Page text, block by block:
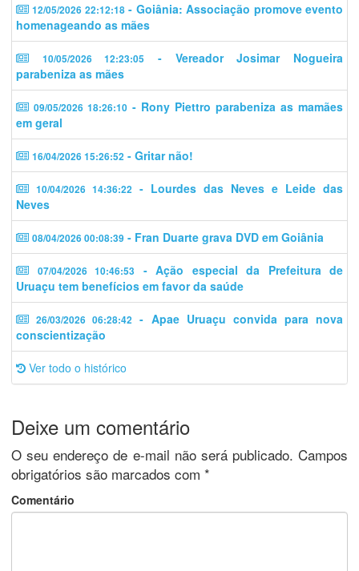
12/05/2026 22:12:18- Goiânia: Associação promove evento
homenageando as mães
10/05/2026 12:23:05
- Vereador Josimar Nogueira
parabeniza as mães
09/05/2026 18:26:10 - Rony Piettro parabeniza as mamães
em geral
16/04/2026 15:26:52 - Gritar não!
10/04/2026 14:36:22 - Lourdes das Neves e Leide das
Neves
08/04/2026 00:08:39 - Fran Duarte grava DVD em Goiânia
07/04/2026 10:46:53
- Ação especial da Prefeitura de
Uruaçu tem benefícios em favor da saúde
26/03/2026 06:28:42 - Apae Uruaçu convida para nova
conscientização
Ver todo o histórico
Deixe um comentário
O seu endereço de e-mail não será publicado. Campos
obrigatórios são marcados com *
Comentário